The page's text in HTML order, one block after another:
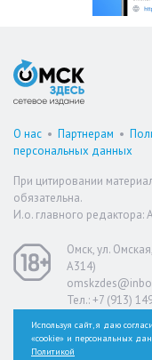
О нас • Партнерам •
персональных данных
При цитировании
обязательна.
И.о. главного редактора:
Омск, ул.
А314)
Тел.: +7 (913)
Версия для
Используя сайт, я даю
«cookie» и персональных
Политикой